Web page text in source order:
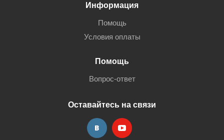
Информация
Помощь
Условия оплаты
Помощь
Вопрос-ответ
Оставайтесь на связи